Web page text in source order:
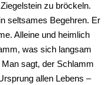
zu bröckeln.
seltsames Begehren. Er
Alleine und heimlich
was sich langsam
sagt, der Schlamm
allen Lebens –